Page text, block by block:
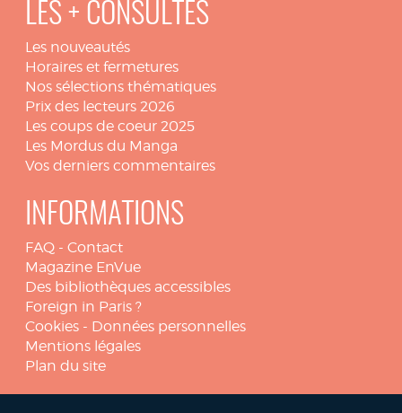
LES + CONSULTÉS
Les nouveautés
Horaires et fermetures
Nos sélections thématiques
Prix des lecteurs 2026
Les coups de coeur 2025
Les Mordus du Manga
Vos derniers commentaires
INFORMATIONS
FAQ - Contact
Magazine EnVue
Des bibliothèques accessibles
Foreign in Paris ?
Cookies - Données personnelles
Mentions légales
Plan du site